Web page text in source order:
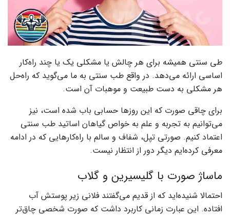
طی سنتی همیشه برای هر چالش یا مشکلی یک یا چند راه‌کار
اساسی ارائه می‌دهد‌. در واقع طب سنتی به ما می‌گوید که راه‌حل
هر مشکلی به دست طبیعت و موهبات آن است.
برای چاقی صورت که این روزها حسابی باب شده است، نیز
می‌توانیم به تجربه و علم به خواص گیاهان اساتید طب سنتی
اعتماد کنیم. صورتی تپل، شفاف و سالم با راه‌کارهایی که در ادامه
معرفی کرده‌ایم دیگر دور از انتظار نیست‌.
ماساژ صورت با گلیسیرین و گلاب
احتمالا شنیده‌اید که از قدیم می‌گفتند فلانی زیر پوستش آب
افتاده. این عبارت زمانی کاربرد داشت که صورت شخصی چاق‌تر